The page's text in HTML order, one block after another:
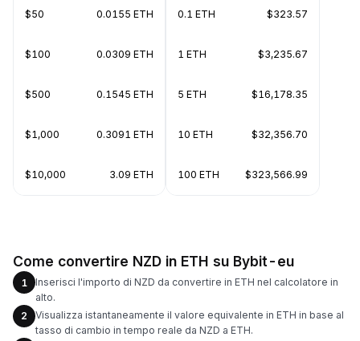
$50 0.0155 ETH
$100 0.0309 ETH
$500 0.1545 ETH
$1,000 0.3091 ETH
$10,000 3.09 ETH
0.1 ETH $323.57
1 ETH $3,235.67
5 ETH $16,178.35
10 ETH $32,356.70
100 ETH $323,566.99
Come convertire NZD in ETH su Bybit-eu
1
Inserisci l'importo di NZD da convertire in ETH nel calcolatore in
alto.
2
Visualizza istantaneamente il valore equivalente in ETH in base al
tasso di cambio in tempo reale da NZD a ETH.